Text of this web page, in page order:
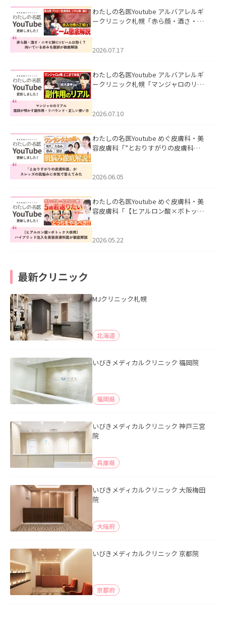
わたしの名医Youtube アルバアレルギ
ークリニック札幌「赤ら顔・酒さ・ニ
した。
2026.07.17
わたしの名医Youtube アルバアレルギ
ークリニック札幌「マンジャロのリア
た。
2026.07.10
わたしの名医Youtube めぐ皮膚科・美
容皮膚科「”とおりすがりの皮膚科
2026.06.05
わたしの名医Youtube めぐ皮膚科・美
容皮膚科「【ヒアルロン酸×ボトック
た。
2026.05.22
最新クリニック
MJクリニック札幌
北海道
いびきメディカルクリニック 福岡院
福岡県
いびきメディカルクリニック 神戸三宮
院
兵庫県
いびきメディカルクリニック 大阪梅田
院
大阪府
いびきメディカルクリニック 京都院
京都府